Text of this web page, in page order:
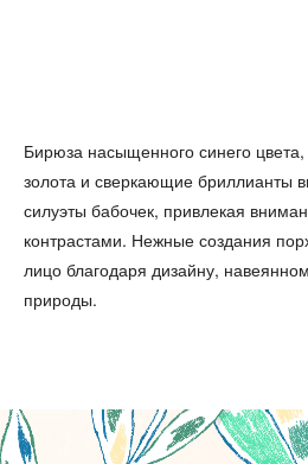
Бирюза насыщенного синего
золота и сверкающие бриллианты
силуэты бабочек, привлекая
контрастами. Нежные создания
лицо благодаря дизайну,
природы.